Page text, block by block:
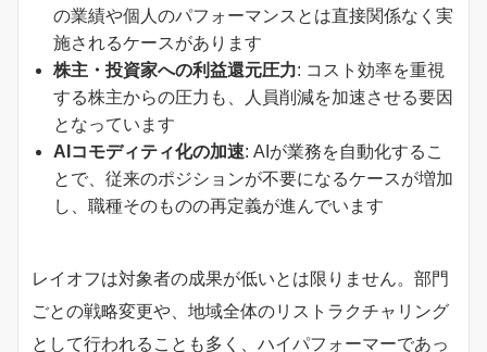
の業績や個人のパフォーマンスとは直接関係なく実
施されるケースがあります
株主・投資家への利益還元圧力: コスト効率を重視
する株主からの圧力も、人員削減を加速させる要因
となっています
AIコモディティ化の加速: AIが業務を自動化するこ
とで、従来のポジションが不要になるケースが増加
し、職種そのものの再定義が進んでいます
レイオフは対象者の成果が低いとは限りません。部門
ごとの戦略変更や、地域全体のリストラクチャリング
として行われることも多く、ハイパフォーマーであっ